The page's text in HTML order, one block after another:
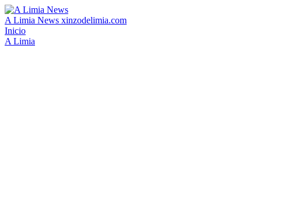
A Limia News xinzodelimia.com
Inicio
A Limia